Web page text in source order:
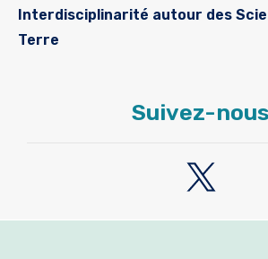
Interdisciplinarité autour des
Terre
Suivez-nous